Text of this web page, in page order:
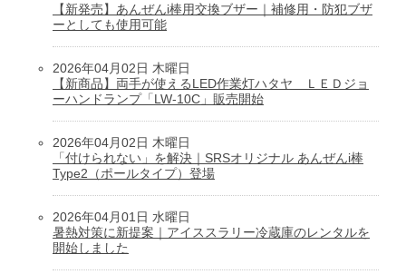
【新発売】あんぜんi棒用交換ブザー｜補修用・防犯ブザ
ーとしても使用可能
2026年04月02日 木曜日
【新商品】両手が使えるLED作業灯ハタヤ ＬＥＤジョ
ーハンドランプ「LW-10C」販売開始
2026年04月02日 木曜日
「付けられない」を解決｜SRSオリジナル あんぜんi棒
Type2（ポールタイプ）登場
2026年04月01日 水曜日
暑熱対策に新提案｜アイススラリー冷蔵庫のレンタルを
開始しました